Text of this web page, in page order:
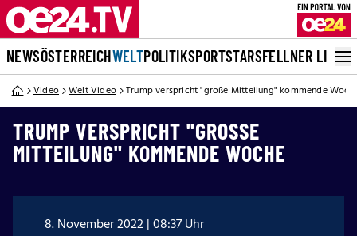
NEWSÖSTERREICHWELTPOLITIKSPORTSTARSFELLNER LIVE
Video Welt Video Trump verspricht "große Mitteilung" kommende
TRUMP VERSPRICHT "GROSSE M
ITTEILUNG" KOMMENDE WOCHE
8. November 2022 | 08:37 Uhr